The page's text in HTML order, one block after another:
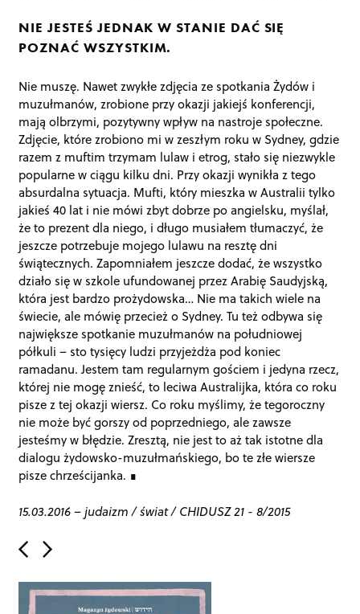
NIE JESTEŚ JEDNAK W STANIE DAĆ SIĘ
POZNAĆ WSZYSTKIM.
Nie muszę. Nawet zwykłe zdjęcia ze spotkania Żydów i
muzułmanów, zrobione przy okazji jakiejś konferencji,
mają olbrzymi, pozytywny wpływ na nastroje społeczne.
Zdjęcie, które zrobiono mi w zeszłym roku w Sydney, gdzie
razem z muftim trzymam lulaw i etrog, stało się niezwykle
popularne w ciągu kilku dni. Przy okazji wynikła z tego
absurdalna sytuacja. Mufti, który mieszka w Australii tylko
jakieś 40 lat i nie mówi zbyt dobrze po angielsku, myślał,
że to prezent dla niego, i długo musiałem tłumaczyć, że
jeszcze potrzebuje mojego lulawu na resztę dni
świątecznych. Zapomniałem jeszcze dodać, że wszystko
działo się w szkole ufundowanej przez Arabię Saudyjską,
która jest bardzo prożydowska… Nie ma takich wiele na
świecie, ale mówię przecież o Sydney. Tu też odbywa się
największe spotkanie muzułmanów na południowej
półkuli – sto tysięcy ludzi przyjeżdża pod koniec
ramadanu. Jestem tam regularnym gościem i jedyna rzecz,
której nie mogę znieść, to leciwa Australijka, która co roku
pisze z tej okazji wiersz. Co roku myślimy, że tegoroczny
nie może być gorszy od poprzedniego, ale zawsze
jesteśmy w błędzie. Zresztą, nie jest to aż tak istotne dla
dialogu żydowsko-muzułmańskiego, bo te złe wiersze
pisze chrześcijanka.
15.03.2016–judaizm/świat/CHIDUSZ 21 - 8/2015
P
o